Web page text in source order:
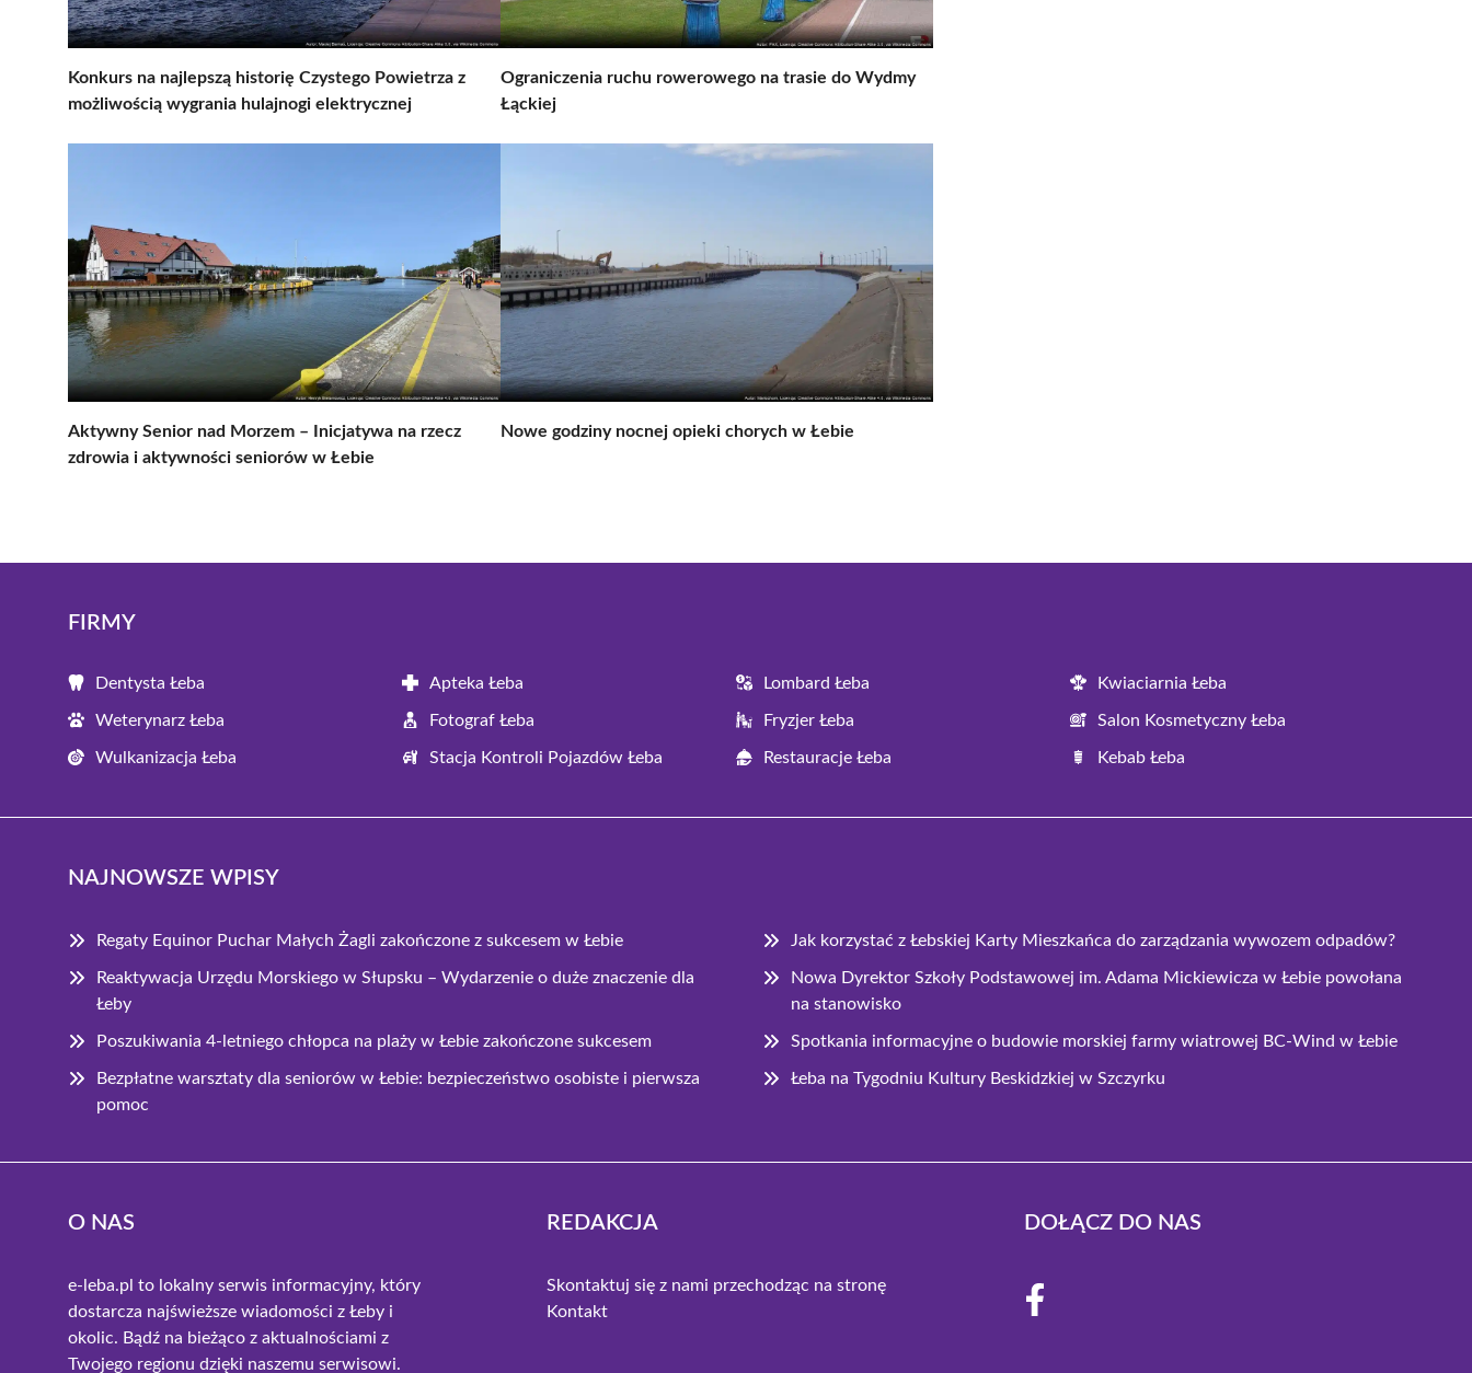
Konkurs na najlepszą historię Czystego Powietrza z
możliwością wygrania hulajnogi elektrycznej
Ograniczenia ruchu rowerowego na trasie do Wydmy
Łąckiej
Aktywny Senior nad Morzem – Inicjatywa na rzecz
zdrowia i aktywności seniorów w Łebie
Nowe godziny nocnej opieki chorych w Łebie
FIRMY
Dentysta Łeba Apteka Łeba Lombard Łeba Kwiaciarnia Łeba
Weterynarz Łeba Fotograf Łeba Fryzjer Łeba Salon Kosmetyczny Łeba
Wulkanizacja Łeba Stacja Kontroli Pojazdów Łeba Restauracje Łeba Kebab Łeba
NAJNOWSZE WPISY
Regaty Equinor Puchar Małych Żagli zakończone z sukcesem w Łebie Jak korzystać z Łebskiej Karty Mieszkańca do zarządzania wywozem odpadów?
Reaktywacja Urzędu Morskiego w Słupsku – Wydarzenie o duże znaczenie dla
Łeby
Nowa Dyrektor Szkoły Podstawowej im. Adama Mickiewicza w Łebie powołana
na stanowisko
Poszukiwania 4-letniego chłopca na plaży w Łebie zakończone sukcesem Spotkania informacyjne o budowie morskiej farmy wiatrowej BC-Wind w Łebie
Bezpłatne warsztaty dla seniorów w Łebie: bezpieczeństwo osobiste i pierwsza
pomoc
Łeba na Tygodniu Kultury Beskidzkiej w Szczyrku
O NAS
e-leba.pl to lokalny serwis informacyjny, który
dostarcza najświeższe wiadomości z Łeby i
okolic. Bądź na bieżąco z aktualnościami z
Twojego regionu dzięki naszemu serwisowi.
REDAKCJA
Skontaktuj się z nami przechodząc na stronę
Kontakt
DOŁĄCZ DO NAS